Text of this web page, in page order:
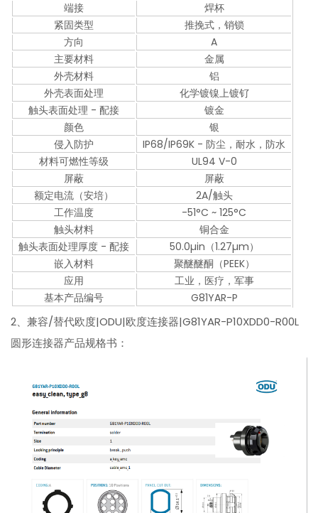
端接
焊杯
紧固类型
推挽式，销锁
方向
A
主要材料
金属
外壳材料
铝
外壳表面处理
化学镀镍上镀钌
触头表面处理 - 配接
镀金
颜色
银
侵入防护
IP68/IP69K - 防尘，耐水，防水
材料可燃性等级
UL94 V-0
屏蔽
屏蔽
额定电流（安培）
2A/触头
工作温度
-51°C ~ 125°C
触头材料
铜合金
触头表面处理厚度 - 配接
50.0µin（1.27µm）
嵌入材料
聚醚醚酮（PEEK）
应用
工业，医疗，军事
基本产品编号
G81YAR-P
2、兼容/替代欧度|ODU|欧度连接器|G81YAR-P10XDD0-R00L
圆形连接器产品规格书：